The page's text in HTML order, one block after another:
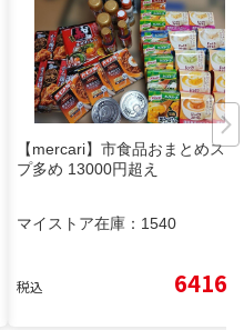
【mercari】市食品おまとめスー
プ多め 13000円超え
マイストア在庫： 1540
税込 6416